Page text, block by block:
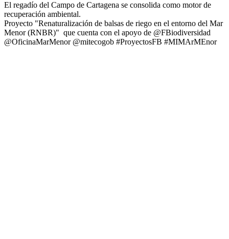
El regadío del Campo de Cartagena se consolida como motor de
recuperación ambiental.
Proyecto "Renaturalización de balsas de riego en el entorno del Mar
Menor (RNBR)" que cuenta con el apoyo de @FBiodiversidad
@OficinaMarMenor @mitecogob #ProyectosFB #MIMArMEnor